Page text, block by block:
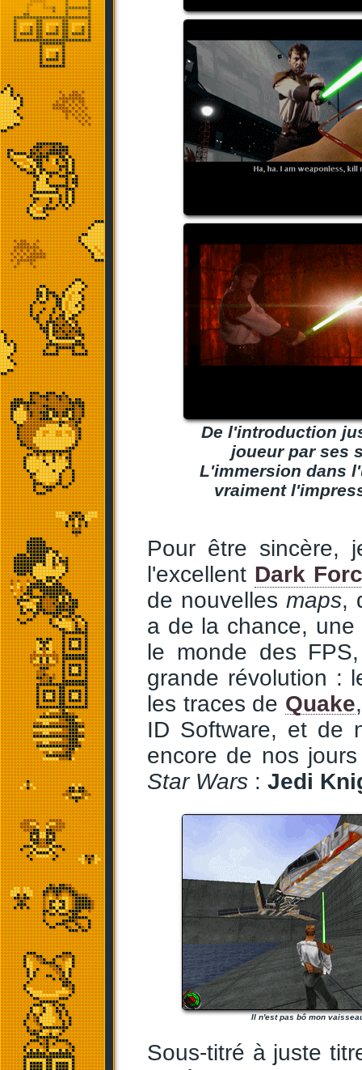
De l'introduction
joueur par ses
L'immersion dans
vraiment
Pour être sincère,
l'excellent Dark
de nouvelles maps,
a de la chance,
le monde des
grande révolution :
les traces de Quake
ID Software, et de
encore de nos
Star Wars : Jedi
Il n'est pas bô mon
Sous-titré à juste